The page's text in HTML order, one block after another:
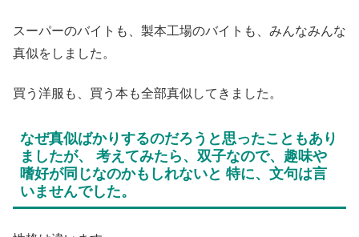
スーパーのバイトも、製本工場のバイトも、みんなみんな
真似をしました。
買う洋服も、買う本も全部真似してきました。
なぜ真似ばかりするのだろうと思ったこともあり
ましたが、 考えてみたら、双子なので、趣味や
嗜好が同じなのかもしれないと 特に、文句は言
いませんでした。